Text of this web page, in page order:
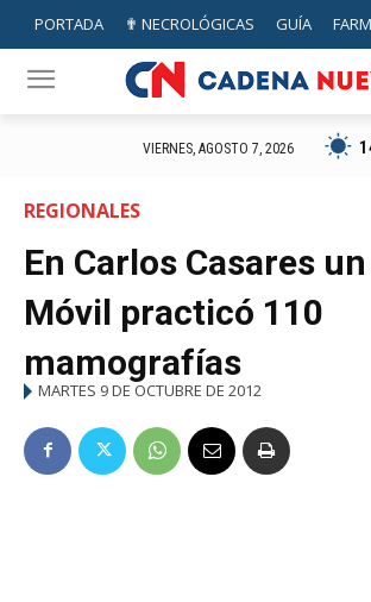
PORTADA ✟ NECROLÓGICAS GUÍA
VIERNES, AGOSTO 7, 2026
REGIONALES
En Carlos Casares
Móvil practicó 110
mamografías
MARTES 9 DE OCTUBRE DE 2012